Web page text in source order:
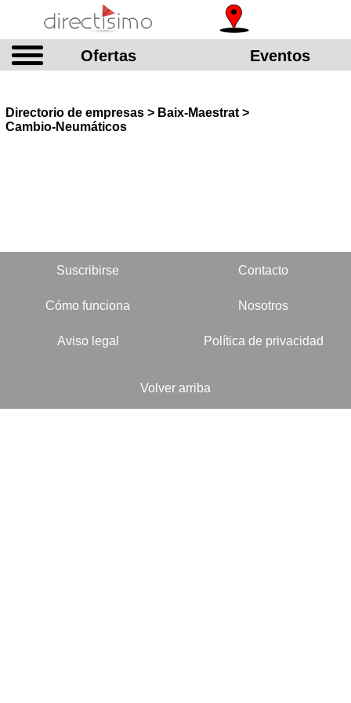
Ofertas Eventos
Directorio de empresas > Baix-Maestrat >
Cambio-Neumáticos
Suscribirse Contacto
Cómo funciona Nosotros
Aviso legal Política de privacidad
Volver arriba